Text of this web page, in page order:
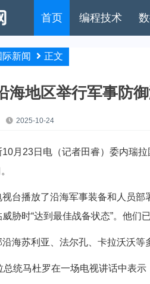
首页 编程技术
际新闻 正文
海地区举行军事防御
2025-10-24
23日电（记者田睿）委内瑞拉
播放了沿海军事装备和人员部
胁时“达到最佳战备状态”。他们
苏利亚、法尔孔、卡拉沃沃等
马杜罗在一场电视讲话中表示